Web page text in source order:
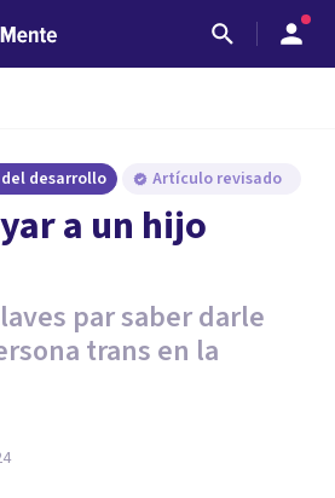
desarrollo Artículo revisado
a un hijo
par saber darle
trans en la